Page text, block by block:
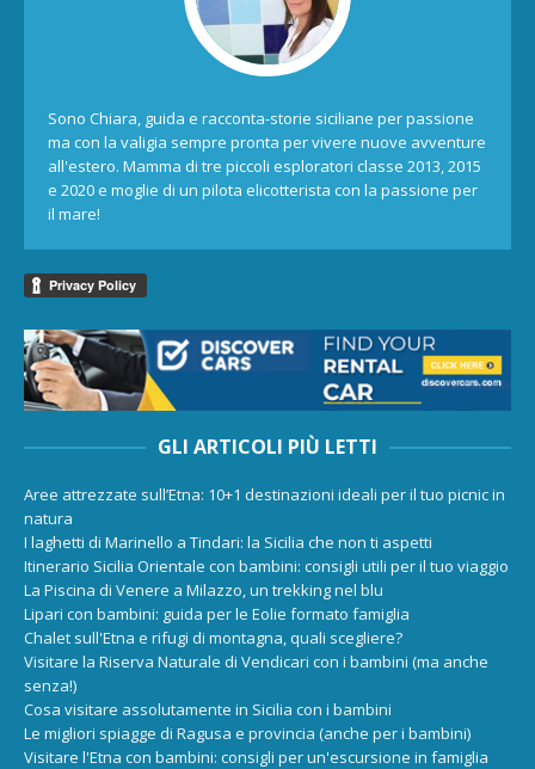
Sono Chiara, guida e racconta-storie siciliane per passione
ma con la valigia sempre pronta per vivere nuove avventure
all'estero. Mamma di tre piccoli esploratori classe 2013, 2015
e 2020 e moglie di un pilota elicotterista con la passione per
il mare!
GLI ARTICOLI PIÙ LETTI
Aree attrezzate sull’Etna: 10+1 destinazioni ideali per il tuo picnic in
natura
I laghetti di Marinello a Tindari: la Sicilia che non ti aspetti
Itinerario Sicilia Orientale con bambini: consigli utili per il tuo viaggio
La Piscina di Venere a Milazzo, un trekking nel blu
Lipari con bambini: guida per le Eolie formato famiglia
Chalet sull'Etna e rifugi di montagna, quali scegliere?
Visitare la Riserva Naturale di Vendicari con i bambini (ma anche
senza!)
Cosa visitare assolutamente in Sicilia con i bambini
Le migliori spiagge di Ragusa e provincia (anche per i bambini)
Visitare l'Etna con bambini: consigli per un'escursione in famiglia